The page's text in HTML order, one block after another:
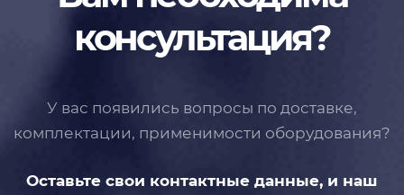
консультация?
У вас появились вопросы по доставке,
комплектации, применимости оборудования?
Оставьте свои контактные данные, и наш